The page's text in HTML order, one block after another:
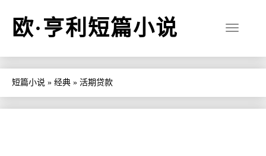
欧·亨利短篇小说
短篇小说 » 经典 » 活期贷款